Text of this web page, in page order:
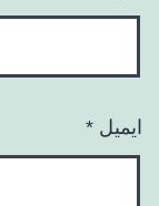
ایمیل *